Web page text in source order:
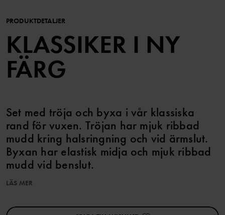
PRODUKTDETALJER
KLASSIKER I NY
FÄRG
Set med tröja och byxa i vår klassiska
rand för vuxen. Tröjan har mjuk ribbad
mudd kring halsringning och vid ärmslut.
Byxan har elastisk midja och mjuk ribbad
mudd vid benslut.
LÄS MER